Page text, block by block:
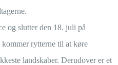
og slutter den 18. juli på
kommer rytterne til at køre
landskaber. Derudover er et